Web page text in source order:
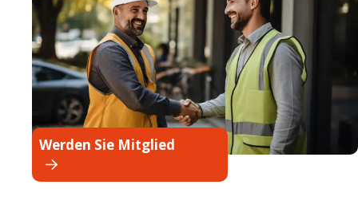
Werden Sie Mitglied